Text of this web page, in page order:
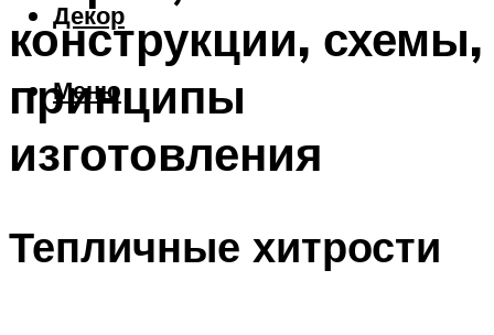
Декор
Меню
конструкции, схемы,
принципы
изготовления
Тепличные хитрости